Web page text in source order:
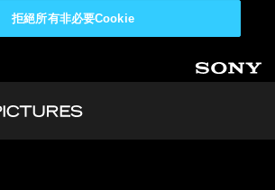
拒絕所有非必要Cookie